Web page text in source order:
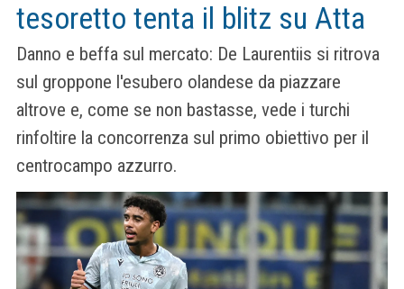
tesoretto tenta il blitz su Atta
Danno e beffa sul mercato: De Laurentiis si ritrova
sul groppone l'esubero olandese da piazzare
altrove e, come se non bastasse, vede i turchi
rinfoltire la concorrenza sul primo obiettivo per il
centrocampo azzurro.